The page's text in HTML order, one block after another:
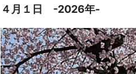
４月１日 -2026年-